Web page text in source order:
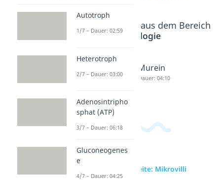
Beliebte Inhalte aus dem Bereich
Cytologie
men
bung
Murein
Dauer: 04:10
zur Videoseite: Mikrovilli
Autotroph
1/7 – Dauer: 02:59
Heterotroph
2/7 – Dauer: 03:00
Adenosintripho
sphat (ATP)
3/7 – Dauer: 06:18
Gluconeogenes
e
4/7 – Dauer: 04:25